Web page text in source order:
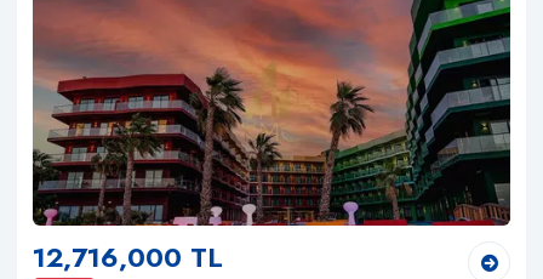
12,716,000 TL